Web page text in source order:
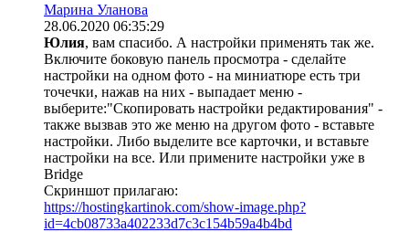
Марина Уланова
28.06.2020 06:35:29
Юлия, вам спасибо. А настройки применять так же.
Включите боковую панель просмотра - сделайте
настройки на одном фото - на миниатюре есть три
точечки, нажав на них - выпадает меню -
выберите:"Скопировать настройки редактирования" -
также вызвав это же меню на другом фото - вставьте
настройки. Либо выделите все карточки, и вставьте
настройки на все. Или примените настройки уже в
Bridge
Скриншот прилагаю:
https://hostingkartinok.com/show-image.php?
id=4cb08733a402233d7c3c154b59a4b4bd